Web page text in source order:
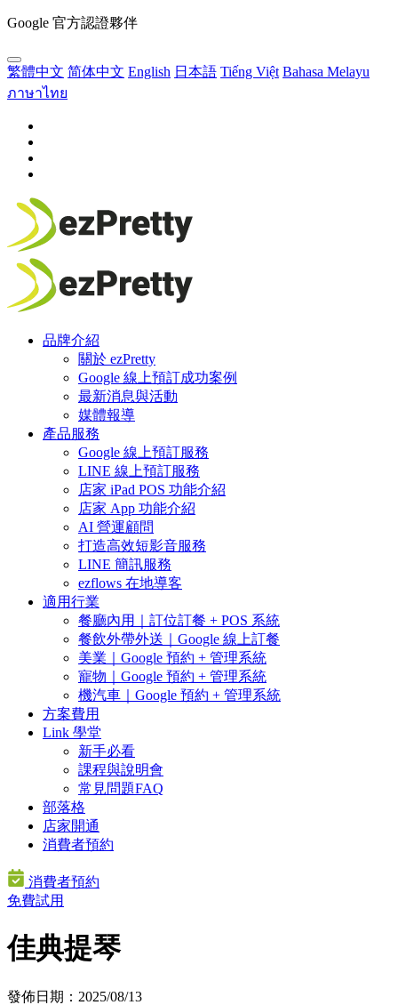
Google 官方認證夥伴
繁體中文 简体中文 English 日本語 Tiếng Việt Bahasa Melayu
ภาษาไทย
品牌介紹
關於 ezPretty
Google 線上預訂成功案例
最新消息與活動
媒體報導
產品服務
Google 線上預訂服務
LINE 線上預訂服務
店家 iPad POS 功能介紹
店家 App 功能介紹
AI 營運顧問
打造高效短影音服務
LINE 簡訊服務
ezflows 在地導客
適用行業
餐廳內用｜訂位訂餐 + POS 系統
餐飲外帶外送｜Google 線上訂餐
美業｜Google 預約 + 管理系統
寵物｜Google 預約 + 管理系統
機汽車｜Google 預約 + 管理系統
方案費用
Link 學堂
新手必看
課程與說明會
常見問題FAQ
部落格
店家開通
消費者預約
消費者預約
免費試用
佳典提琴
發佈日期：2025/08/13